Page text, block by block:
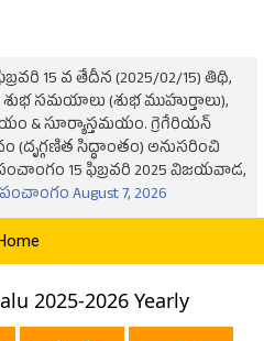
15 వ తేదీన (2025/02/15) తిథి,
సమయాలు (శుభ ముహుర్తాలు),
& సూర్యాస్తమయం. గ్రెగేరియన్
సిద్ధాంతం) అనుసరించి
15 ఫిబ్రవరి 2025 విజయవాడ,
August 7, 2026
2025-2026 Yearly